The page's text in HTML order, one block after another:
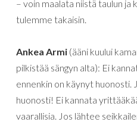
– voin maalata niistä taulun
tulemme takaisin.
Ankea Armi (ääni kuului
pilkistää sängyn alta): Ei
ennenkin on käynyt huonosti.
huonosti! Ei kannata
vaarallisia. Jos lähtee